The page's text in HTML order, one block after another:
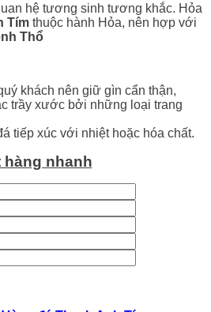
hệ tương sinh tương khắc. Hỏa
Tím thuộc hành Hỏa, nên hợp với
Thổ
khách nên giữ gìn cẩn thận,
trầy xước bởi những loại trang
tiếp xúc với nhiệt hoặc hóa chất.
hàng nhanh